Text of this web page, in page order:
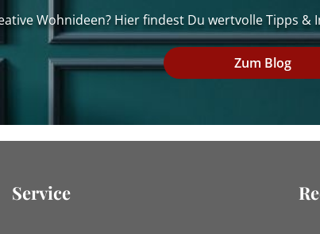
Wohnideen? Hier findest Du wertvolle Tipps
Zum Blog
Service